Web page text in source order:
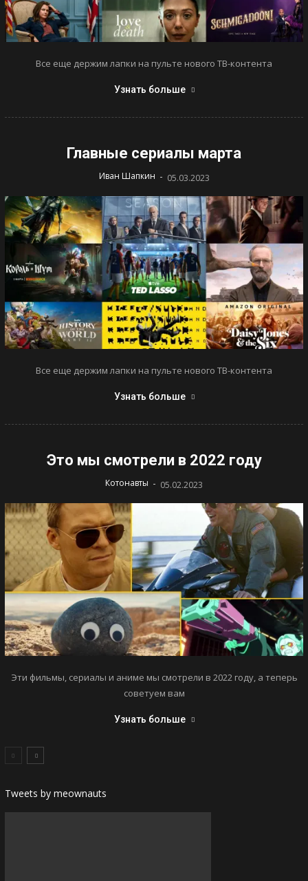
Все еще держим лапки на пульте нового ТВ-контента
Узнать больше
Главные сериалы марта
Иван Шапкин - 05.03.2023
Все еще держим лапки на пульте нового ТВ-контента
Узнать больше
Это мы смотрели в 2022 году
Котонавты - 05.02.2023
Эти фильмы, сериалы и аниме мы смотрели в 2022 году, а теперь
советуем вам
Узнать больше
Tweets by meownauts